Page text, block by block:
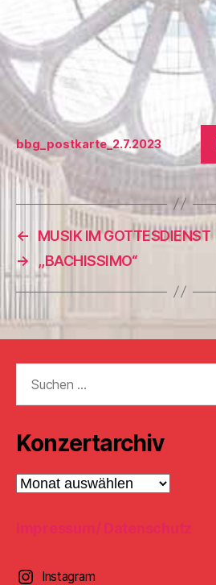
bbg_postkarte_2.7.2023
←
MUSIK IM GOTTESDIENST
→
,,BACHISSIMO“
nach:
Konzertarchiv
Konzertarchiv
Impressum/ Datenschutz
Instagram